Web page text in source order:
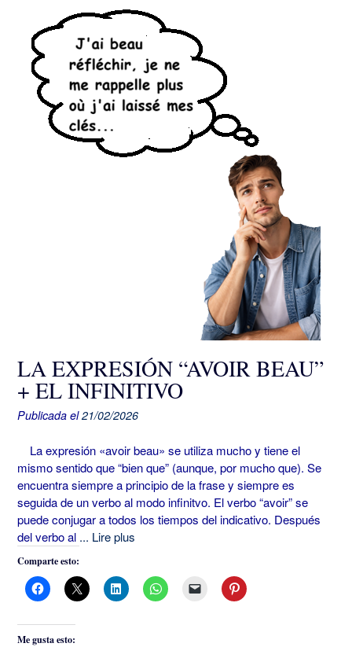
LA EXPRESIÓN “AVOIR BEAU”
+ EL INFINITIVO
Publicada el21/02/2026
La expresión «avoir beau» se utiliza mucho y tiene el
mismo sentido que “bien que” (aunque, por mucho que). Se
encuentra siempre a principio de la frase y siempre es
seguida de un verbo al modo infinitvo. El verbo “avoir” se
puede conjugar a todos los tiempos del indicativo. Después
del verbo al ... Lire plus
Comparte esto:
Me gusta esto: